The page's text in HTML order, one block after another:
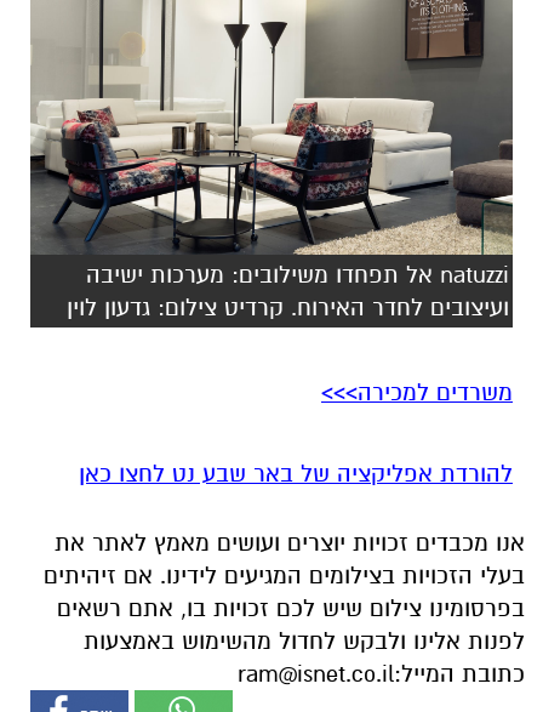
natuzzi אל תפחדו משילובים: מערכות ישיבה
ועיצובים לחדר האירוח. קרדיט צילום: גדעון לוין
משרדים למכירה>>>
להורדת אפליקציה של באר שבע נט לחצו כאן
אנו מכבדים זכויות יוצרים ועושים מאמץ לאתר את
בעלי הזכויות בצילומים המגיעים לידינו. אם זיהיתים
בפרסומינו צילום שיש לכם זכויות בו, אתם רשאים
לפנות אלינו ולבקש לחדול מהשימוש באמצעות
כתובת המייל:ram@isnet.co.il